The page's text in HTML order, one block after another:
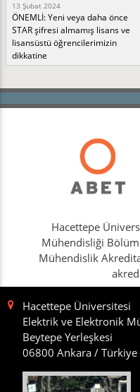
13 Şubat 2024
ÖNEMLİ: Yeni veya daha önce
STAR şifresi almamış lisans ve
lisansüstü öğrencilerimizin
dikkatine
Hacettepe
Mühendisliği
Mühendislik
Hacettepe Üniversitesi
Elektrik ve Elektronik
Beytepe Yerleşkesi
06800 Ankara / Türkiye